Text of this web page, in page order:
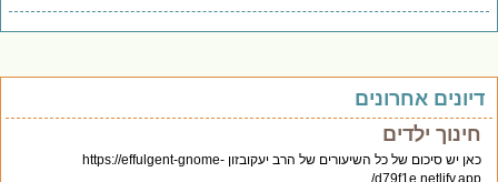
אחרונים
חינוך ילדים
כאן יש סיכום של כל השיעורים של הרב יעקובזון https://effulgent-gnome-
d79f1e.netlify.app/